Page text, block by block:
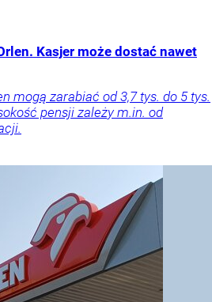
Kasjer może dostać nawet
mogą zarabiać od 3,7 tys. do 5 tys.
pensji zależy m.in. od